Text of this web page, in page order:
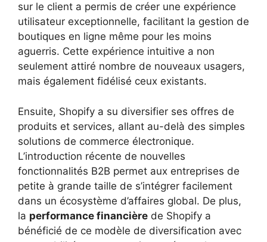
sur le client a permis de créer une expérience
utilisateur exceptionnelle, facilitant la gestion de
boutiques en ligne même pour les moins
aguerris. Cette expérience intuitive a non
seulement attiré nombre de nouveaux usagers,
mais également fidélisé ceux existants.
Ensuite, Shopify a su diversifier ses offres de
produits et services, allant au-delà des simples
solutions de commerce électronique.
L’introduction récente de nouvelles
fonctionnalités B2B permet aux entreprises de
petite à grande taille de s’intégrer facilement
dans un écosystème d’affaires global. De plus,
la performance financière de Shopify a
bénéficié de ce modèle de diversification avec